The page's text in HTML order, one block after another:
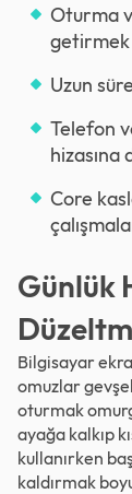
Oturma
getirmek
Uzun
Telefon
Core
Günlük
Bilgisayar
omuzlar
oturmak
ayağa kalkıp
kullanırken
kaldırmak